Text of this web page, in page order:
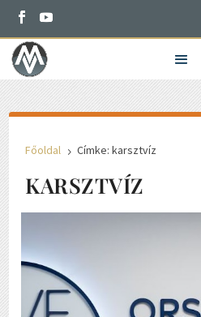
Főoldal 5 Címke: karsztvíz
KARSZTVÍZ